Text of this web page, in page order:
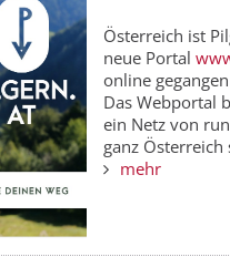
Österreich ist
neue Portal
online
Das Webportal
ein Netz von
ganz Österreich
mehr